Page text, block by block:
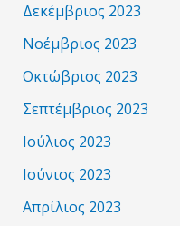
Δεκέμβριος 2023
Νοέμβριος 2023
Οκτώβριος 2023
Σεπτέμβριος 2023
Ιούλιος 2023
Ιούνιος 2023
Απρίλιος 2023